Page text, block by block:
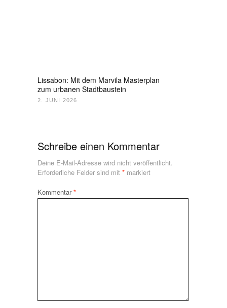
Lissabon: Mit dem Marvila Masterplan
zum urbanen Stadtbaustein
2. JUNI 2026
Schreibe einen Kommentar
Deine E-Mail-Adresse wird nicht veröffentlicht.
Erforderliche Felder sind mit * markiert
Kommentar*